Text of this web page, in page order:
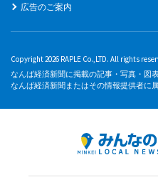
広告のご案内
Copyright 2026 RAPLE Co.,LTD. All rights
なんば経済新聞に掲載の記事・写真・図
なんば経済新聞またはその情報提供者に属